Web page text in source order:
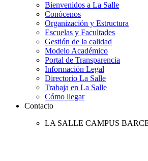
Bienvenidos a La Salle
Conócenos
Organización y Estructura
Escuelas y Facultades
Gestión de la calidad
Modelo Académico
Portal de Transparencia
Información Legal
Directorio La Salle
Trabaja en La Salle
Cómo llegar
Contacto
LA SALLE CAMPUS